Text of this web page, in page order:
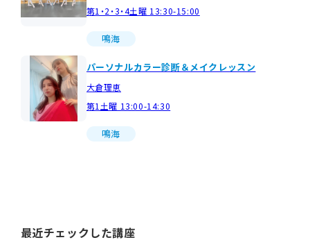
第1・2・3・4土曜 13:30-15:00
鳴海
パーソナルカラー診断＆メイクレッスン
大倉理恵
第1土曜 13:00-14:30
鳴海
最近チェックした講座